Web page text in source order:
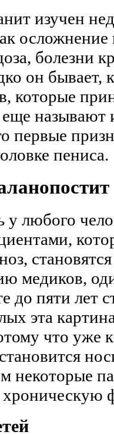
изучен
болезни
он бывает,
которые
еще
первые
пениса.
у любого
становятся
медиков,
до пяти лет
эта
что уже
некоторые